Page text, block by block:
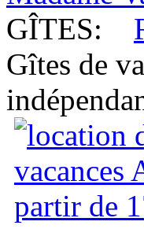
GÎTES:
Gîtes de